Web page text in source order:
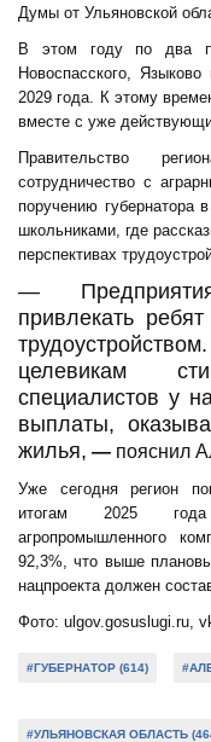
Думы от Ульяновской
В этом году по два
Новоспасского,
2029 года. К этому
вместе с уже
Правительство
сотрудничество с
поручению губернатора
школьниками, где
перспективах
—
привлекать
целевикам
специалистов у
выплаты,
жилья, — пояснил
Уже сегодня регион
итогам 2025 года
агропромышленного
92,3%, что выше
нацпроекта должен
Фото: ulgov.gosuslugi.ru,
#ГУБЕРНАТОР (614)
#УЛЬЯНОВСКАЯ ОБЛАСТЬ